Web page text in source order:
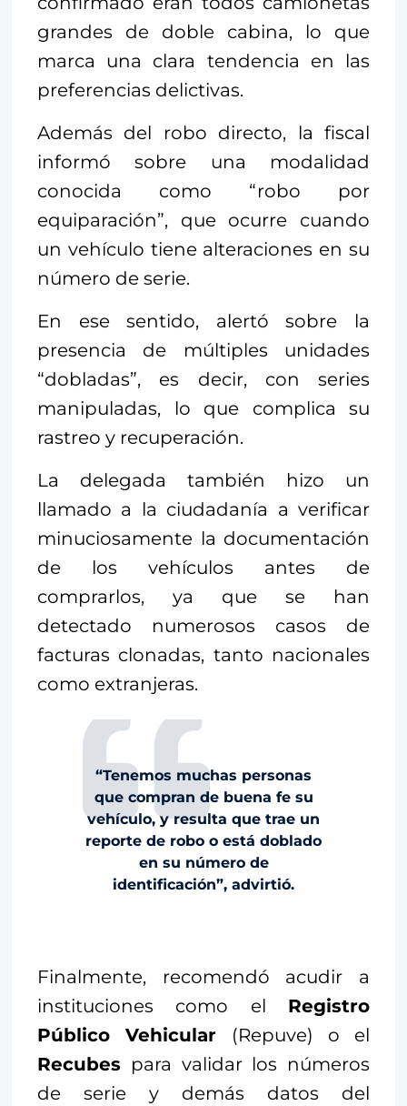
grandes de doble cabina, lo que
marca una clara tendencia en las
preferencias delictivas.
Además del robo directo, la fiscal
informó sobre una modalidad
conocida como “robo por
equiparación”, que ocurre cuando
un vehículo tiene alteraciones en su
número de serie.
En ese sentido, alertó sobre la
presencia de múltiples unidades
“dobladas”, es decir, con series
manipuladas, lo que complica su
rastreo y recuperación.
La delegada también hizo un
llamado a la ciudadanía a verificar
minuciosamente la documentación
de los vehículos antes de
comprarlos, ya que se han
detectado numerosos casos de
facturas clonadas, tanto nacionales
como extranjeras.
“Tenemos muchas personas
que compran de buena fe su
vehículo, y resulta que trae un
reporte de robo o está doblado
en su número de
identificación”, advirtió.
Finalmente, recomendó acudir a
instituciones como el Registro
Público Vehicular (Repuve) o el
Recubes para validar los números
de serie y demás datos del